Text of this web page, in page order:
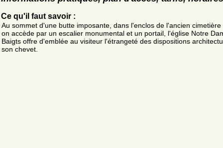
Ce qu'il faut savoir :
Au sommet d'une butte imposante, dans l'enclos de l'ancien cimetière
on accède par un escalier monumental et un portail, l'église Notre
Baigts offre d'emblée au visiteur l'étrangeté des dispositions
son chevet.